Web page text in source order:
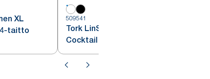
XL
4-taitto
509541
Tork LinStyle® valkoinen
Cocktail liina